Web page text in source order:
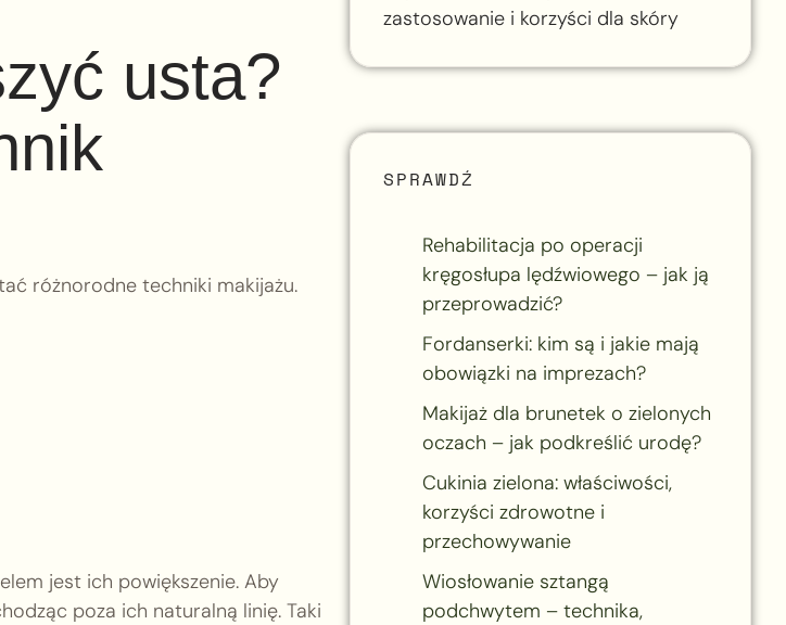
usta?
różnorodne techniki makijażu.
jest ich powiększenie. Aby
poza ich naturalną linię. Taki
zastosowanie i korzyści dla skóry
SPRAWDŹ
Rehabilitacja po operacji
kręgosłupa lędźwiowego – jak ją
przeprowadzić?
Fordanserki: kim są i jakie mają
obowiązki na imprezach?
Makijaż dla brunetek o zielonych
oczach – jak podkreślić urodę?
Cukinia zielona: właściwości,
korzyści zdrowotne i
przechowywanie
Wiosłowanie sztangą
podchwytem – technika,